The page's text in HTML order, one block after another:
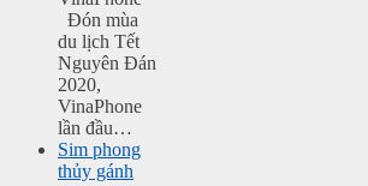
Đón mùa
du lịch Tết
Nguyên Đán
2020,
VinaPhone
lần đầu…
Sim phong
thủy gánh